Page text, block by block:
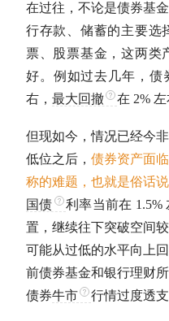
在过往，不论是债券基金
行存款、储蓄的主要选
票、股票基金，这两类
好。例如过去几年， 债
右， 最大回撤 在 2%
但现如今，情况已经今
低位之后， 债券资产面
称的难题，也就是俗话
国债
利率当前在 1.5%
置，继续往下突破空间
可能从过低的水平向上
前债券基金和银行理财
债券牛市 行情过度透